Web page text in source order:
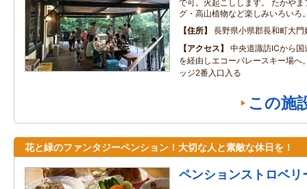
で可。火起こしします。 たかや
グ・高山植物など楽しみいろいろ
住所
長野県小県郡長和町大
アクセス
中央道諏訪ICから
を経由しエコーバレースキー場へ
ッジ2番入口入る
この施
花と緑のファンタジーペンション！大切な人と素敵な休日を！
ペンションストロベリ